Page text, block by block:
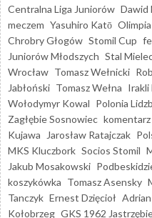
Centralna Liga Juniorów Dawid
meczem Yasuhiro Katō
Chrobry Głogów Stomil Cup
Juniorów Młodszych Stal
Wrocław Tomasz Wełnicki
Jabłoński Tomasz Wełna Irakli
Wołodymyr Kowal Polonia
Zagłębie Sosnowiec komentarz
Kujawa
Jarosław Ratajczak
MKS Kluczbork Socios Stomil
Jakub Mosakowski
koszykówka Tomasz Asensky
Tanczyk Ernest Dzięcioł
Kołobrzeg GKS 1962